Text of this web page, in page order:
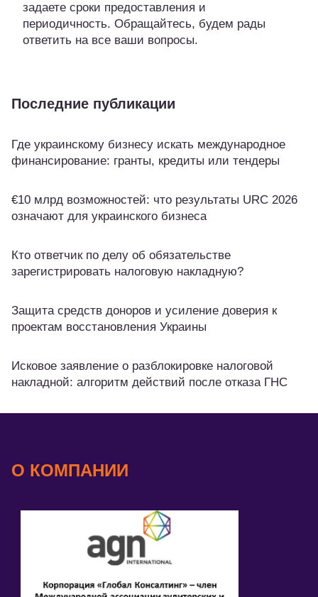
задаете сроки предоставления и
периодичность. Обращайтесь, будем рады
ответить на все ваши вопросы.
Последние публикации
Где украинскому бизнесу искать международное
финансирование: гранты, кредиты или тендеры
€10 млрд возможностей: что результаты URC 2026
означают для украинского бизнеса
Кто ответчик по делу об обязательстве
зарегистрировать налоговую накладную?
Защита средств доноров и усиление доверия к
проектам восстановления Украины
Исковое заявление о разблокировке налоговой
накладной: алгоритм действий после отказа ГНС
О КОМПАНИИ